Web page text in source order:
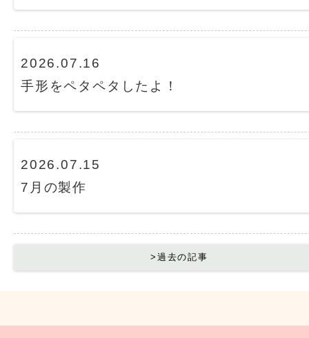
2026.07.16
手形をペタペタしたよ！
2026.07.15
7月の製作
>過去の記事